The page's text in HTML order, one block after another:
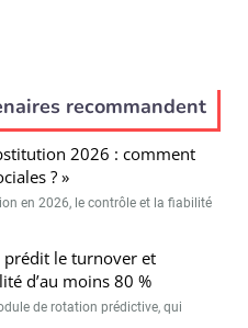
recommandent
2026 : comment
? »
en 2026, le contrôle et la fiabilité
prédit le turnover et
d’au moins 80 %
de rotation prédictive, qui